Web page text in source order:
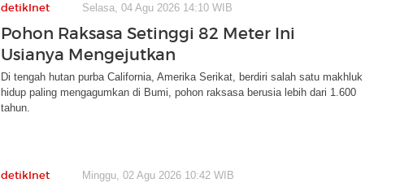
detikInet Selasa, 04 Agu 2026 14:10 WIB
Pohon Raksasa Setinggi 82 Meter Ini
Usianya Mengejutkan
Di tengah hutan purba California, Amerika Serikat, berdiri salah satu makhluk
hidup paling mengagumkan di Bumi, pohon raksasa berusia lebih dari 1.600
tahun.
detikInet Minggu, 02 Agu 2026 10:42 WIB